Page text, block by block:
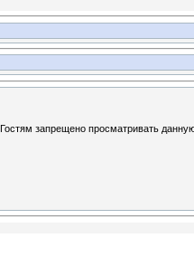
Гостям запрещено просматривать